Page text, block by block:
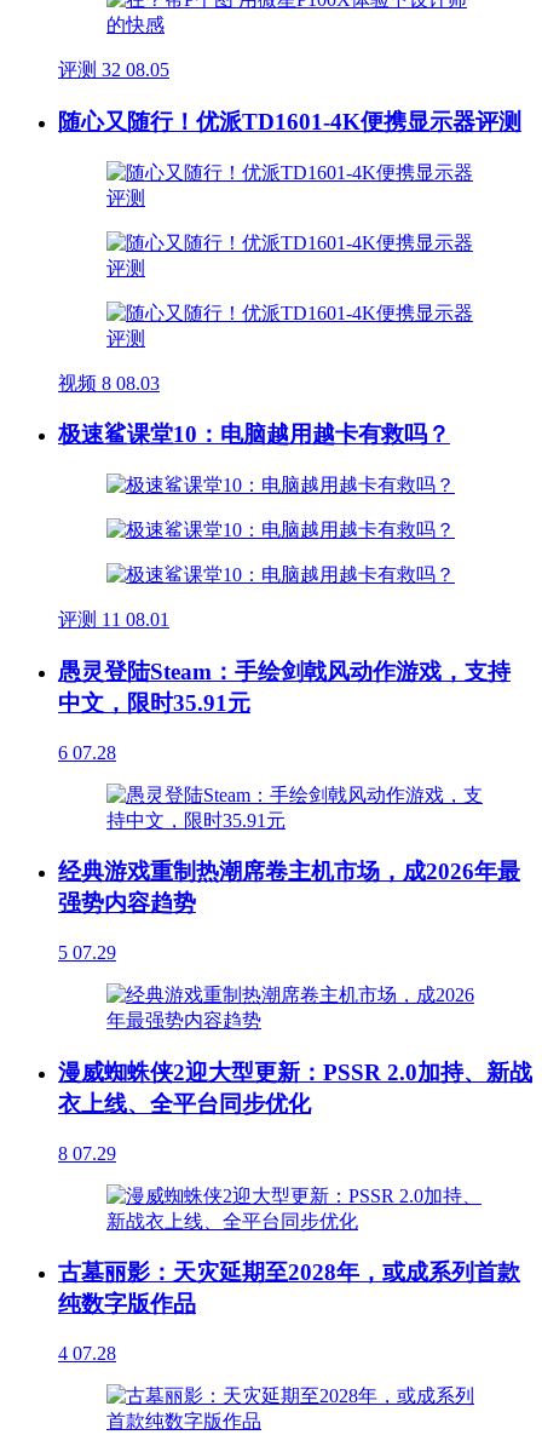
评测 32 08.05
随心又随行！优派TD1601-4K便携显示器评测
视频 8 08.03
极速鲨课堂10：电脑越用越卡有救吗？
评测 11 08.01
愚灵登陆Steam：手绘剑戟风动作游戏，支持
中文，限时35.91元
6 07.28
经典游戏重制热潮席卷主机市场，成2026年最
强势内容趋势
5 07.29
漫威蜘蛛侠2迎大型更新：PSSR 2.0加持、新战
衣上线、全平台同步优化
8 07.29
古墓丽影：天灾延期至2028年，或成系列首款
纯数字版作品
4 07.28